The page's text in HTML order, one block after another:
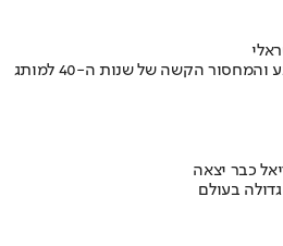
איך אסם הפכה את תקופת הצנע והמחסור הקשה של שנות ה-40 למותג
כבר יצאה
בעולם